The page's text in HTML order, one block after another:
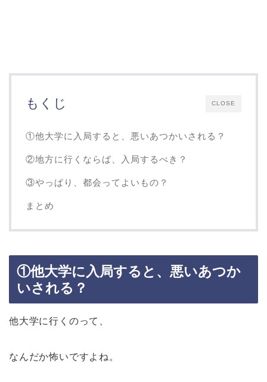
CLOSE
もくじ
①他大学に入局すると、悪いあつかいされる？
②地方に行くならば、入局するべき？
③やっぱり、都会ってよいもの？
まとめ
①他大学に入局すると、悪いあつか
いされる？
他大学に行くのって、
なんだか怖いですよね。